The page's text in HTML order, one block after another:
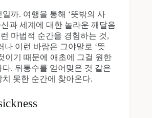
까. 여행을 통해 ‘뜻밖의 사
과 세계에 대한 놀라운 깨달음
마법적 순간을 경험하는 것,
나 이런 바람은 그야말로 ‘뜻
이기 때문에 애초에 그걸 원한
. 뒤통수를 얻어맞은 것 같은
못한 순간에 찾아온다.